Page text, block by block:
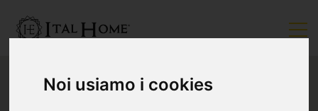
Noi usiamo i cookies